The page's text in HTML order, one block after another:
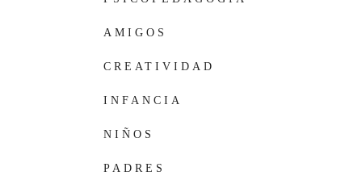
AMIGOS
CREATIVIDAD
INFANCIA
NIÑOS
PADRES